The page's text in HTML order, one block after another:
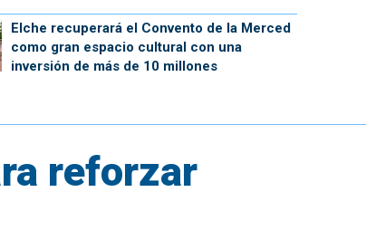
Elche recuperará el Convento de la Merced
como gran espacio cultural con una
inversión de más de 10 millones
reforzar